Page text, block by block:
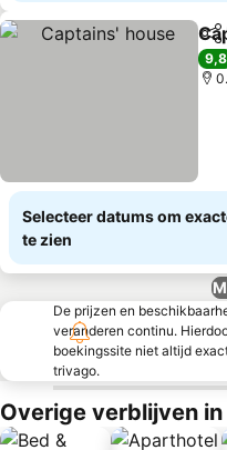
9,8
Selecteer datums om
te zien
De prijzen en
veranderen continu.
boekingssite niet altijd
trivago.
Overige verblijven